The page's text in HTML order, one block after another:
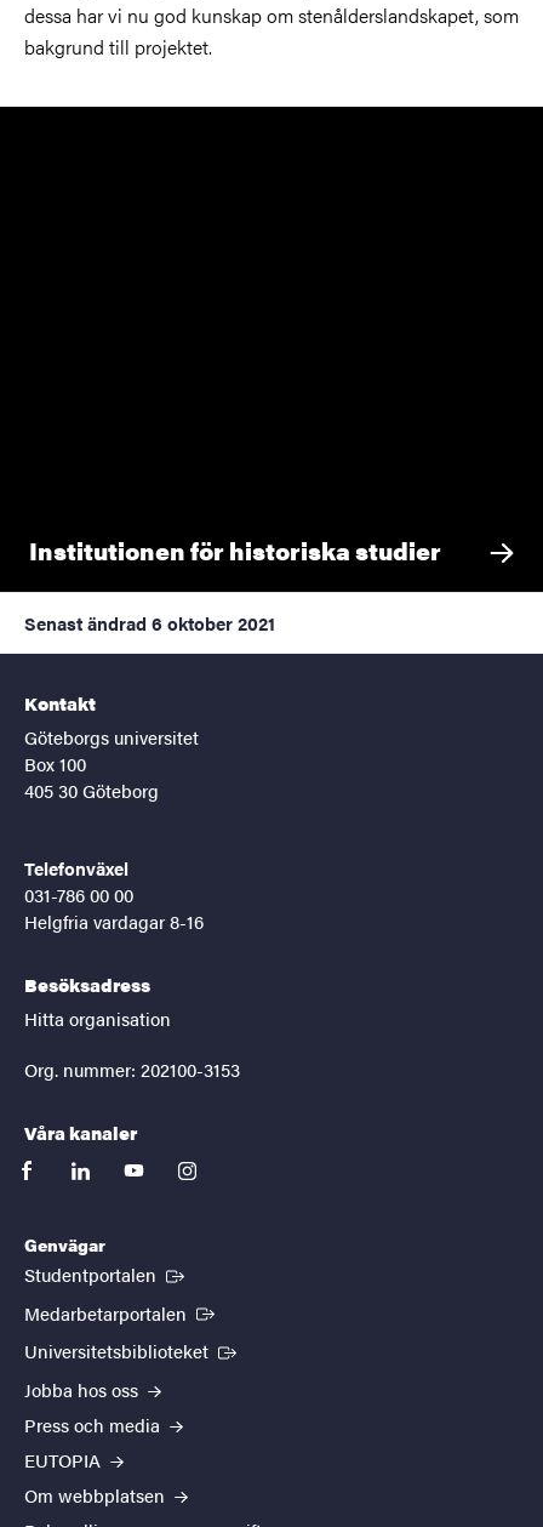
dessa har vi nu god kunskap om stenålderslandskapet, som
bakgrund till projektet.
Institutionen för historiska studier
Senast ändrad 6 oktober 2021
Kontakt
Göteborgs universitet
Box 100
405 30 Göteborg
Telefonväxel
031-786 00 00
Helgfria vardagar 8-16
Besöksadress
Hitta organisation
Org. nummer: 202100-3153
Våra kanaler
facebooklinkedinyoutubeinstagram
Genvägar
Studentportalen (Extern länk)
Medarbetarportalen (Extern länk)
Universitetsbiblioteket (Extern länk)
Jobba hos oss
Press och media
EUTOPIA
Om webbplatsen